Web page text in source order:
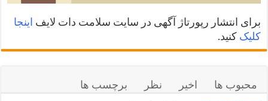
برای انتشار رپورتاژ آگهی در سایت سلامت دات لایف اینجا
کلیک کنید.
محبوب ها اخیر نظر
برچسب ها